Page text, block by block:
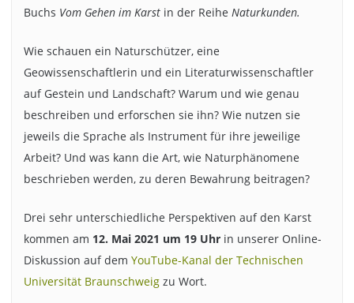
Buchs Vom Gehen im Karstin der Reihe Naturkunden.
Wie schauen ein Naturschützer, eine
Geowissenschaftlerin und ein Literaturwissenschaftler
auf Gestein und Landschaft? Warum und wie genau
beschreiben und erforschen sie ihn? Wie nutzen sie
jeweils die Sprache als Instrument für ihre jeweilige
Arbeit? Und was kann die Art, wie Naturphänomene
beschrieben werden, zu deren Bewahrung beitragen?
Drei sehr unterschiedliche Perspektiven auf den Karst
kommen am 12. Mai 2021 um 19 Uhrin unserer Online-
Diskussion auf dem YouTube-Kanal der Technischen
Universität Braunschweigzu Wort.